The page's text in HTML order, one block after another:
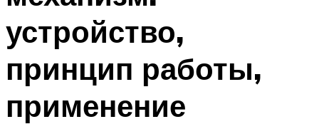
устройство,
принцип работы,
применение